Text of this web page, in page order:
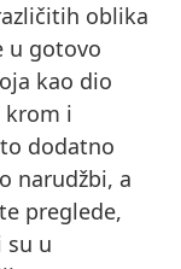
oblika
u gotovo
kao dio
krom i
dodatno
narudžbi, a
preglede,
su u